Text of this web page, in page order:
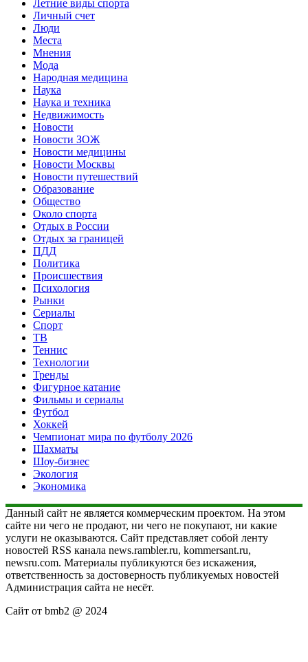
Летние виды спорта
Личный счет
Люди
Места
Мнения
Мода
Народная медицина
Наука
Наука и техника
Недвижимость
Новости
Новости ЗОЖ
Новости медицины
Новости Москвы
Новости путешествий
Образование
Общество
Около спорта
Отдых в России
Отдых за границей
ПДД
Политика
Происшествия
Психология
Рынки
Сериалы
Спорт
ТВ
Теннис
Технологии
Тренды
Фигурное катание
Фильмы и сериалы
Футбол
Хоккей
Чемпионат мира по футболу 2026
Шахматы
Шоу-бизнес
Экология
Экономика
Данный сайт не является коммерческим проектом. На этом
сайте ни чего не продают, ни чего не покупают, ни какие
услуги не оказываются. Сайт представляет собой ленту
новостей RSS канала news.rambler.ru, kommersant.ru,
newsru.com. Материалы публикуются без искажения,
ответственность за достоверность публикуемых новостей
Администрация сайта не несёт.
Сайт от bmb2 @ 2024